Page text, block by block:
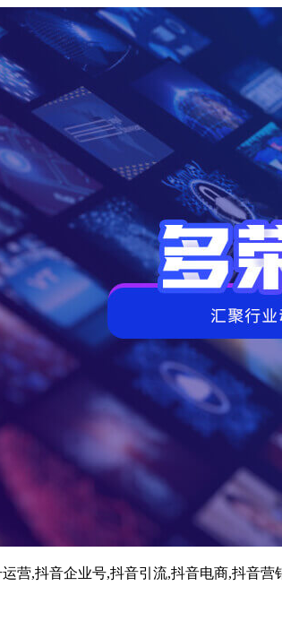
营,抖音企业号,抖音引流,抖音电商,抖音营